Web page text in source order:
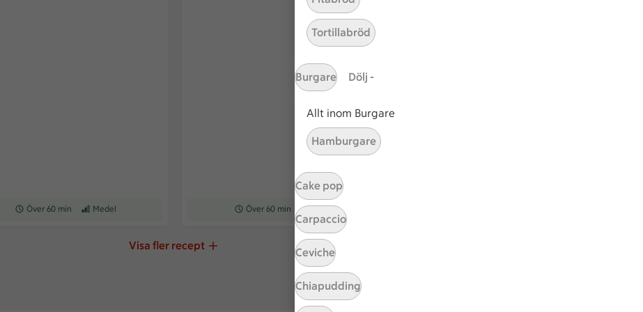
Tortillabröd
Burgare Dölj -
Allt inom Burgare
Hamburgare
Cake pop
Carpaccio
Ceviche
Chiapudding
Receptet tar Över 60 min att tillaga
Över 60 min Receptet har Medel svårighetsgrad
Medel Receptet tar Över 60 min att tillaga
Över 60 min Receptet har Medel svårighetsgrad
Medel
Visa fler recept